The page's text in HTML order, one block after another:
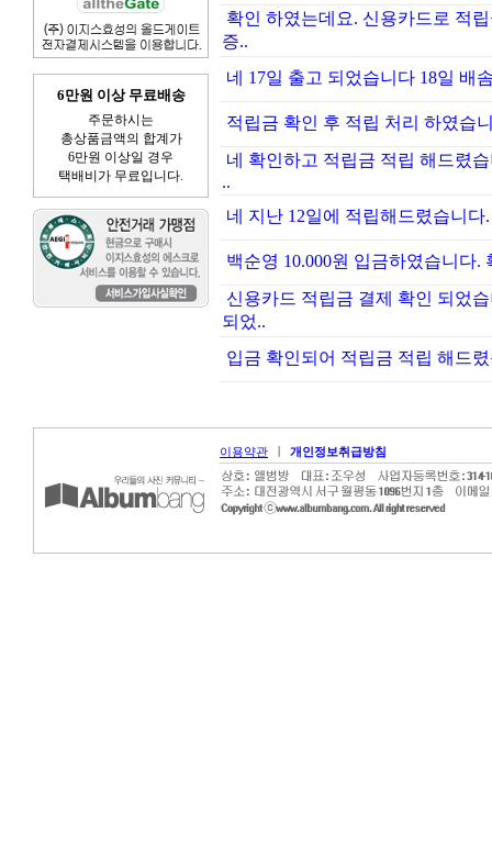
6만원 이상 무료배송
주문하시는
총상품금액의 합계가
6만원 이상일 경우
택배비가 무료입니다.
확인 하였는데요. 신용카드로 적
증..
네 17일 출고 되었습니다 18일 배
적립금 확인 후 적립 처리 하였습
네 확인하고 적립금 적립 해드렸
..
네 지난 12일에 적립해드렸습니다
백순영 10.000원 입금하였습니다.
신용카드 적립금 결제 확인 되었
되었..
입금 확인되어 적립금 적립 해드
이용약관 | 개인정보취급방침